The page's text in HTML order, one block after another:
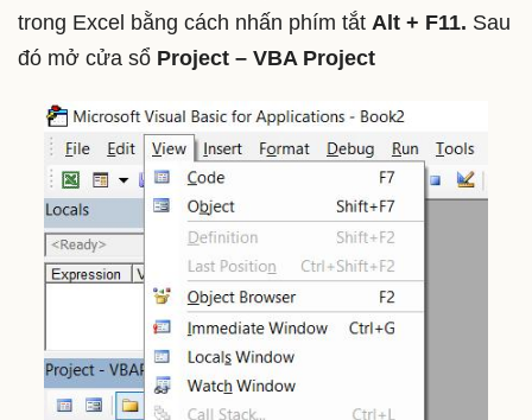
trong Excel bằng cách nhấn phím tắt Alt + F11. Sau
đó mở cửa sổ Project – VBA Project